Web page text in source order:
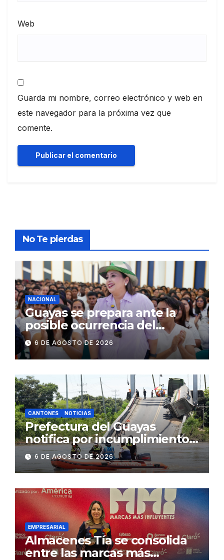
Web
Guarda mi nombre, correo electrónico y web en
este navegador para la próxima vez que
comente.
No Te pierdas
NACIONAL
Guayas se prepara ante la
posible ocurrencia del
fenómeno de El Niño:
Gobierno Nacional capacita a
2.500 jóvenes
6 DE AGOSTO DE 2026
CANTONES NOTICIAS
Prefectura del Guayas
notifica por incumplimiento
contractual a la
Concesionaria CONORTE y
exige celeridad en
desmontaje del puente
Gonzalo Icaza Cornejo, en
Daule
6 DE AGOSTO DE 2026
EMPRESARIAL
Almacenes Tía se consolida
entre las marcas más